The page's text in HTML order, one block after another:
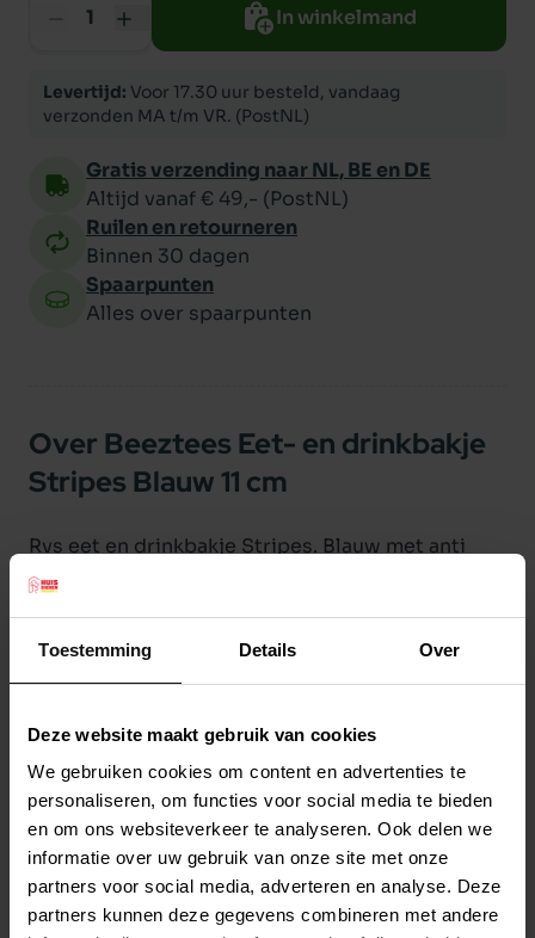
Toestemming Details Over
Deze website maakt gebruik van cookies
We gebruiken cookies om content en advertenties te
personaliseren, om functies voor social media te bieden
en om ons websiteverkeer te analyseren. Ook delen we
informatie over uw gebruik van onze site met onze
partners voor social media, adverteren en analyse. Deze
partners kunnen deze gegevens combineren met andere
In winkelmand
Levertijd: Voor 17.30 uur besteld, vandaag
verzonden MA t/m VR. (PostNL)
Gratis verzending naar NL, BE en DE
Altijd vanaf € 49,- (PostNL)
Ruilen en retourneren
Binnen 30 dagen
Spaarpunten
Alles over spaarpunten
Over Beeztees Eet- en drinkbakje
Stripes Blauw 11 cm
Rvs eet en drinkbakje Stripes. Blauw met anti
slip.
Productspecificaties
Stel uw bestelherinnering in: (2 weken)
Elke
2 weken
Elke
4 weken
Elke
6 weken
Elke
Elke
10 weken
Elke
12 weken